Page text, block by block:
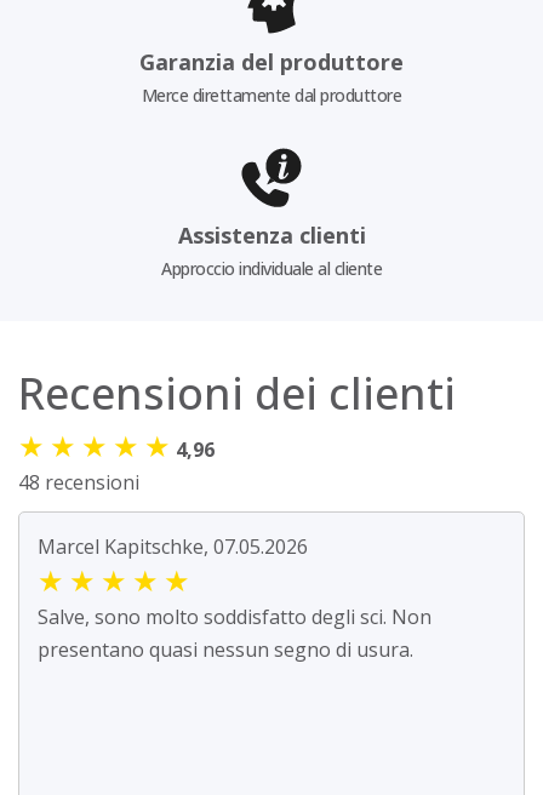
Garanzia del produttore
Merce direttamente dal produttore
Assistenza clienti
Approccio individuale al cliente
Recensioni dei clienti
★ ★ ★ ★ ★ 4,96
48 recensioni
Marcel Kapitschke, 07.05.2026
★ ★ ★ ★ ★
Salve, sono molto soddisfatto degli sci. Non
presentano quasi nessun segno di usura.